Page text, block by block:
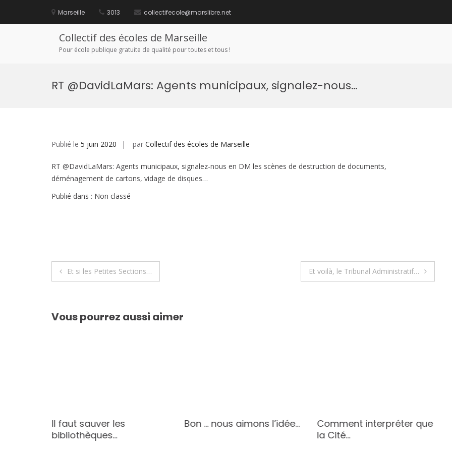
contenu
Marseille 3013 collectifecole@marslibre.net
Collectif des écoles de Marseille
Pour école publique gratuite de qualité pour toutes et tous !
RT @DavidLaMars: Agents municipaux, signalez-nous…
Publié le 5 juin 2020 par Collectif des écoles de Marseille
RT @DavidLaMars: Agents municipaux, signalez-nous en DM les scènes de destruction de documents,
déménagement de cartons, vidage de disques…
Publié dans : Non classé
Navigation
l’article
Et si les Petites Sections… Et voilà, le Tribunal Administratif…
Vous pourrez aussi aimer
Il faut sauver les
bibliothèques…
Bon … nous aimons l’idée…
Comment interpréter que
la Cité…